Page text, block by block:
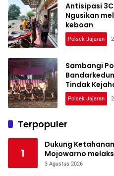
Antisipasi
Ngusikan
keboan
Polsek Jajaran
Sambangi
Tindak
Polsek Jajaran
Terpopuler
1
Dukung
Mojowarno
Tanaman Jagung
3 Agustus 2026